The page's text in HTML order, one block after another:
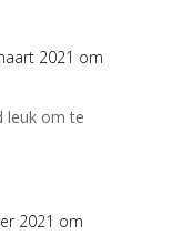
2021 om
leuk om te
2021 om